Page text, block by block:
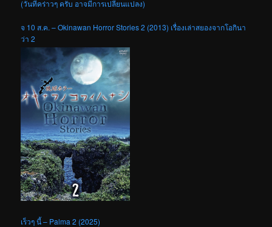
(วันที่คร่าวๆ ครับ อาจมีการเปลี่ยนแปลง)
จ 10 ส.ค. – Okinawan Horror Stories 2 (2013) เรื่องเล่าสยองจากโอกินา
ว่า 2
เร็วๆ นี้ – Palma 2 (2025)